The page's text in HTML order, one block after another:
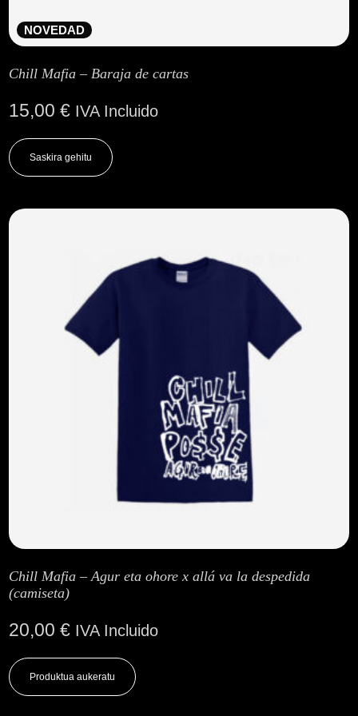
NOVEDAD
Chill Mafia – Baraja de cartas
15,00€ IVA Incluido
Saskira gehitu
Chill Mafia – Agur eta ohore x allá va la despedida
(camiseta)
20,00€ IVA Incluido
Produktua aukeratu
product